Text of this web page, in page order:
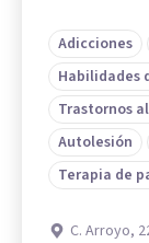
Adicciones
Habilidades
Trastornos
Autolesión
Terapia de
C. Arroyo,